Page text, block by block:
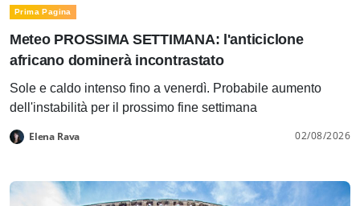
Prima Pagina
Meteo PROSSIMA SETTIMANA: l'anticiclone
africano dominerà incontrastato
Sole e caldo intenso fino a venerdì. Probabile aumento
dell'instabilità per il prossimo fine settimana
Elena Rava 02/08/2026